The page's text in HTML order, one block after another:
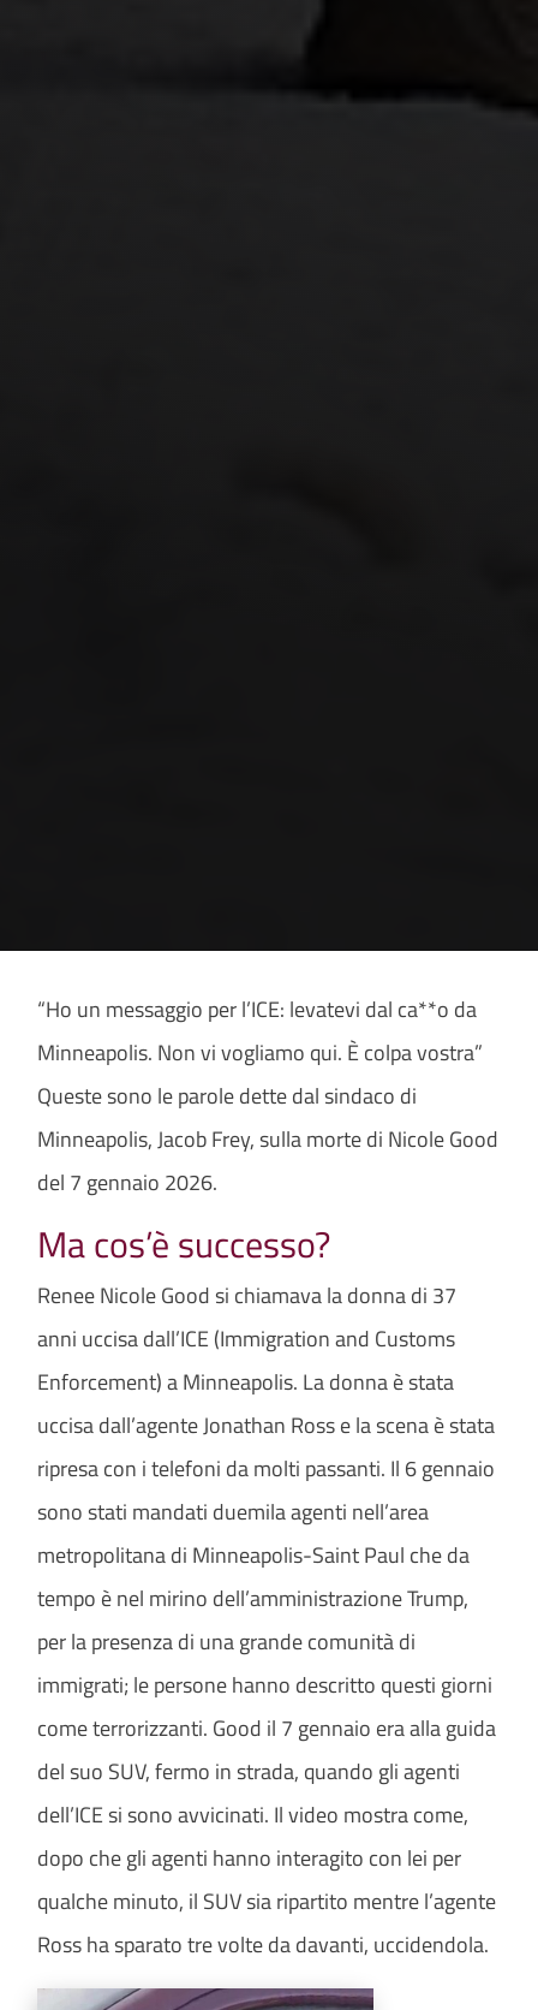
“Ho un messaggio per l’ICE: levatevi dal ca**o da
Minneapolis. Non vi vogliamo qui. È colpa vostra”
Queste sono le parole dette dal sindaco di
Minneapolis, Jacob Frey, sulla morte di Nicole Good
del 7 gennaio 2026.
Ma cos’è successo?
Renee Nicole Good si chiamava la donna di 37
anni uccisa dall’ICE (Immigration and Customs
Enforcement) a Minneapolis. La donna è stata
uccisa dall’agente Jonathan Ross e la scena è stata
ripresa con i telefoni da molti passanti. Il 6 gennaio
sono stati mandati duemila agenti nell’area
metropolitana di Minneapolis-Saint Paul che da
tempo è nel mirino dell’amministrazione Trump,
per la presenza di una grande comunità di
immigrati; le persone hanno descritto questi giorni
come terrorizzanti. Good il 7 gennaio era alla guida
del suo SUV, fermo in strada, quando gli agenti
dell’ICE si sono avvicinati. Il video mostra come,
dopo che gli agenti hanno interagito con lei per
qualche minuto, il SUV sia ripartito mentre l’agente
Ross ha sparato tre volte da davanti, uccidendola.